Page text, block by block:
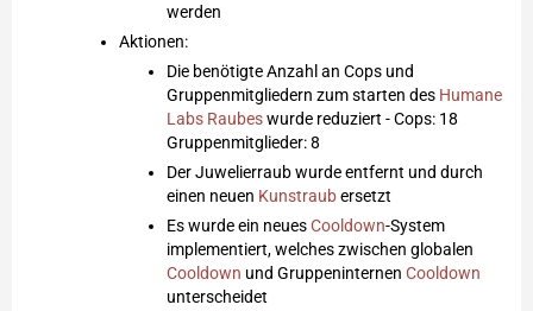
werden
Aktionen:
Die benötigte Anzahl an Cops und
Gruppenmitgliedern zum starten des Humane
Labs Raubeswurde reduziert - Cops: 18
Gruppenmitglieder: 8
Der Juwelierraub wurde entfernt und durch
einen neuen Kunstraubersetzt
Es wurde ein neuesCooldown-System
implementiert, welches zwischen globalen
Cooldown und Gruppeninternen Cooldown
unterscheidet